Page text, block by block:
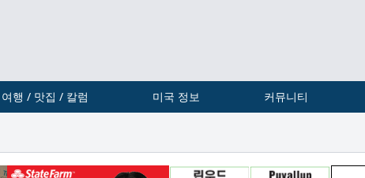
여행 / 맛집 / 칼럼 미국 정보 커뮤니티